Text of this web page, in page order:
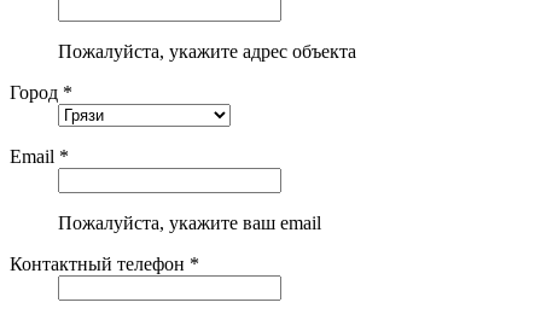
Пожалуйста, укажите адрес объекта
Город *
Email *
Пожалуйста, укажите ваш email
Контактный телефон *